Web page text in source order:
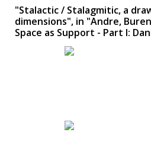
"Stalactic / Stalagmitic, a
dimensions", in "Andre,
Space as Support - Part I: